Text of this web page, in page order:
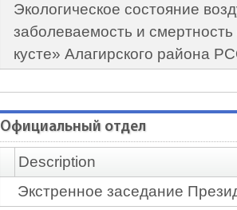
Экологическое состояние
заболеваемость и
кусте» Алагирского района
Официальный отдел
Description
Экстренное заседание